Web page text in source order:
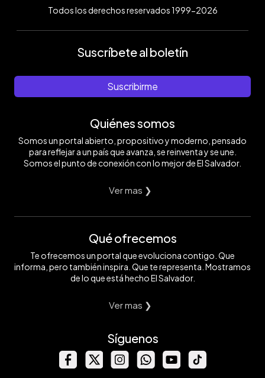
Todos los derechos reservados 1999-2026
Suscríbete al boletín
Suscribirme
Quiénes somos
Somos un portal abierto, propositivo y moderno, pensado
para reflejar a un país que avanza, se reinventa y se une.
Somos el punto de conexión con lo mejor de El Salvador.
Ver mas ❯
Qué ofrecemos
Te ofrecemos un portal que evoluciona contigo. Que
informa, pero también inspira. Que te representa. Mostramos
de lo que está hecho El Salvador.
Ver mas ❯
Síguenos